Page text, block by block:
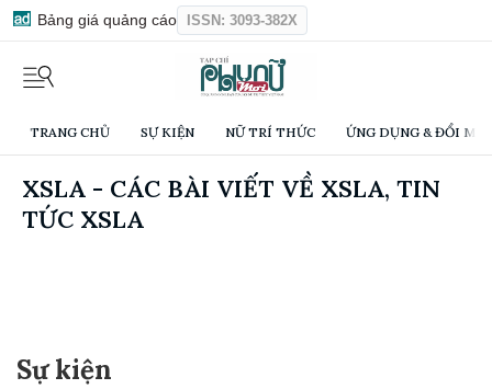
Bảng giá quảng cáo ISSN: 3093-382X
TRANG CHỦ SỰ KIỆN NỮ TRÍ THỨC ỨNG DỤNG & ĐỔI
XSLA - CÁC BÀI VIẾT VỀ XSLA, TIN
TỨC XSLA
Sự kiện